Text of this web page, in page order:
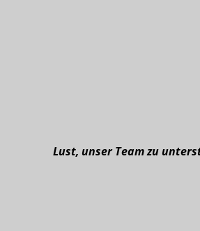
Lust, unser Team zu